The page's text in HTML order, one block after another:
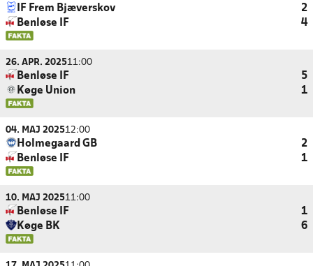
IF Frem Bjæverskov
2
Benløse IF
4
26. APR. 202511:00
Benløse IF
5
Køge Union
1
04. MAJ 202512:00
Holmegaard GB
2
Benløse IF
1
10. MAJ 202511:00
Benløse IF
1
Køge BK
6